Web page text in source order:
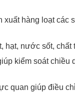
xuất hàng loạt các
hạt, nước sốt,
kiểm soát
quan giúp điều